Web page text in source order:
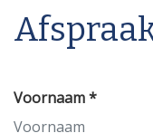
Voornaam *